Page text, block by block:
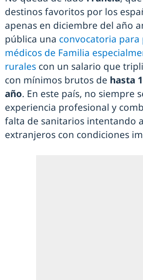
destinos favoritos por los
apenas en diciembre del año
pública una convocatoria para
médicos de Familia
rurales con un salario que
con mínimos brutos de hasta
año. En este país, no siempre
experiencia profesional y
falta de sanitarios intentando
extranjeros con condiciones